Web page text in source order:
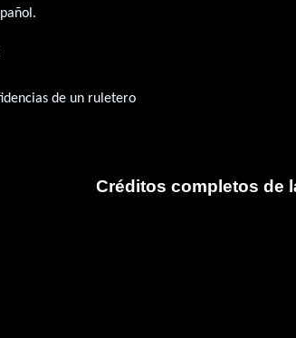
.
de un ruletero
Créditos completos de